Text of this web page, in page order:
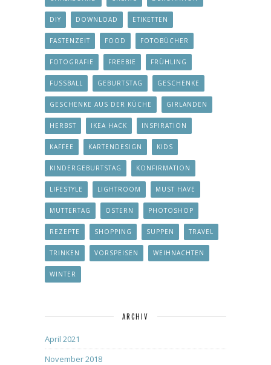
DIY DOWNLOAD ETIKETTEN
FASTENZEIT FOOD FOTOBÜCHER
FOTOGRAFIE FREEBIE FRÜHLING
FUSSBALL GEBURTSTAG GESCHENKE
GESCHENKE AUS DER KÜCHE GIRLANDEN
HERBST IKEA HACK INSPIRATION
KAFFEE KARTENDESIGN KIDS
KINDERGEBURTSTAG KONFIRMATION
LIFESTYLE LIGHTROOM MUST HAVE
MUTTERTAG OSTERN PHOTOSHOP
REZEPTE SHOPPING SUPPEN TRAVEL
TRINKEN VORSPEISEN WEIHNACHTEN
WINTER
ARCHIV
April 2021
November 2018